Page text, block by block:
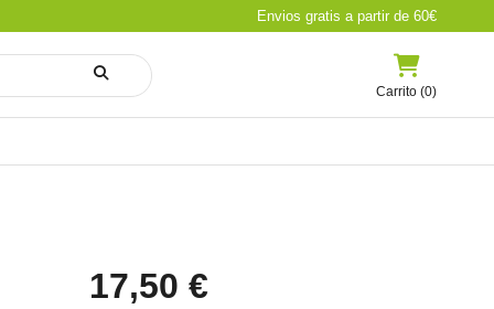
Envios gratis a partir de 60€
Carrito (0)
17,50 €